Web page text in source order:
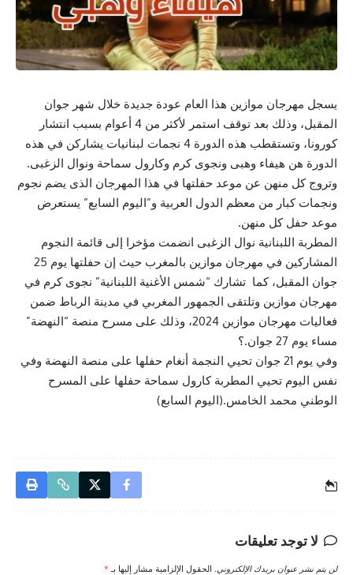
يسجل مهرجان موازين هذا العام عودة جديدة خلال شهر جوان
المقبل، وذلك بعد توقف استمر لأكثر من 4 أعوام بسبب انتشار
كورونا، وتستقطب هذه الدورة 4 نجمات لبنانيات يشاركن في هذه
الدورة هن هيفاء وهبى ونجوى كرم وكارول سماحة ونوال الزغبى.
وتروج كل منهن عن موعد حفلتها في هذا المهرجان الذى يضم نجوم
ونجمات كبار من معظم الدول العربية و”اليوم السابع” يستعرض
موعد حفل كل منهن.
المطربة اللبنانية نوال الزغبى انضمت مؤخرا إلى قائمة النجوم
المشاركين في مهرجان موازين بالمغرب حيث إن حفلتها يوم 25
جوان المقبل، كما تشارك “شمس الأغنية اللبنانية” نجوى كرم في
مهرجان موازين وتلتقى الجمهور المغربي في مدينة الرباط ضمن
فعاليات مهرجان موازين 2024، وذلك على مسرح منصة “النهضة”
مساء يوم 27 جوان.؟
وفي يوم 21 جوان تحيي النجمة أنغام حفلها على منصة النهضة وفي
نفس اليوم تحيي المطربة كارول سماحة حفلها على المسرح
الوطني محمد الخامس.(اليوم السابع)
لا توجد تعليقات
لن يتم نشر عنوان بريدك الإلكتروني. الحقول الإلزامية مشار إليها بـ *